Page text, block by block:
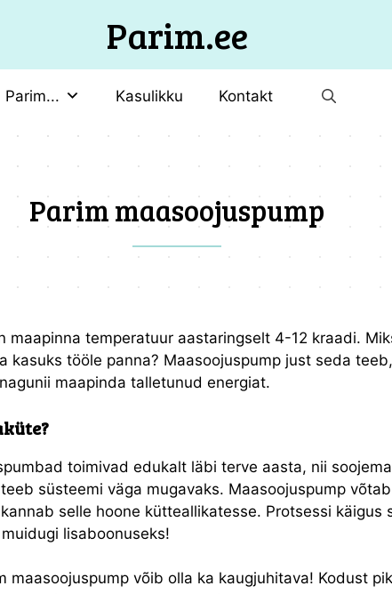
Parim.ee
Parim... Kasulikku Kontakt
Parim maasoojuspump
maapinna temperatuur aastaringselt 4-12 kraadi.
kasuks tööle panna? Maasoojuspump just seda
maapinda talletunud energiat.
toimivad edukalt läbi terve aasta, nii
süsteemi väga mugavaks. Maasoojuspump
selle hoone kütteallikatesse. Protsessi käigus
lisaboonuseks!
maasoojuspump võib olla ka kaugjuhitava! Kodust